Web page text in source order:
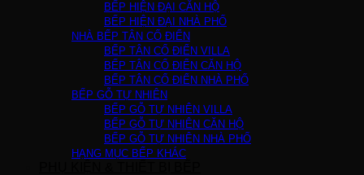
BẾP HIỆN ĐẠI CĂN HỘ
BẾP HIỆN ĐẠI NHÀ PHỐ
NHÀ BẾP TÂN CỔ ĐIỂN
BẾP TÂN CỔ ĐIỂN VILLA
BẾP TÂN CỔ ĐIỂN CĂN HỘ
BẾP TÂN CỔ ĐIỂN NHÀ PHỐ
BẾP GỖ TỰ NHIÊN
BẾP GỖ TỰ NHIÊN VILLA
BẾP GỖ TỰ NHIÊN CĂN HỘ
BẾP GỖ TỰ NHIÊN NHÀ PHỐ
HẠNG MỤC BẾP KHÁC